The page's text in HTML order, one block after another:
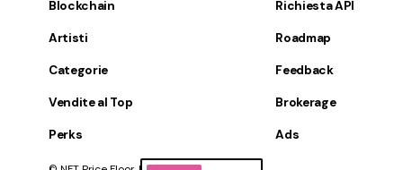
Blockchain
Artisti
Categorie
Vendite al Top
Perks
Richiesta API
Roadmap
Feedback
Brokerage
Ads